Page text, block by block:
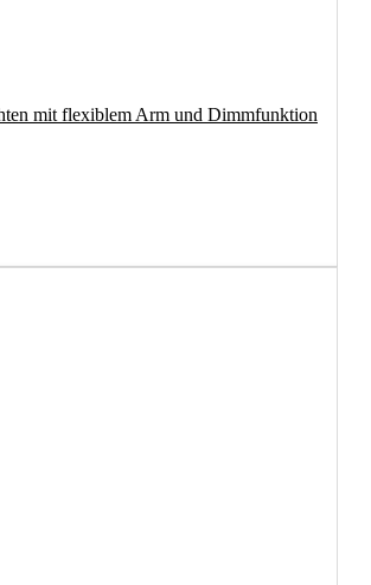
mit flexiblem Arm und Dimmfunktion